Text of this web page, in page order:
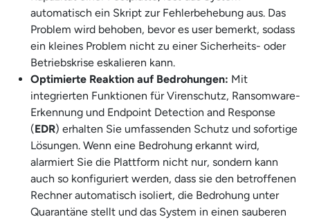
automatisch ein Skript zur Fehlerbehebung aus. Das
Problem wird behoben, bevor es user bemerkt, sodass
ein kleines Problem nicht zu einer Sicherheits- oder
Betriebskrise eskalieren kann.
Optimierte Reaktion auf Bedrohungen: Mit
integrierten Funktionen für Virenschutz, Ransomware-
Erkennung und Endpoint Detection and Response
(EDR) erhalten Sie umfassenden Schutz und sofortige
Lösungen. Wenn eine Bedrohung erkannt wird,
alarmiert Sie die Plattform nicht nur, sondern kann
auch so konfiguriert werden, dass sie den betroffenen
Rechner automatisch isoliert, die Bedrohung unter
Quarantäne stellt und das System in einen sauberen